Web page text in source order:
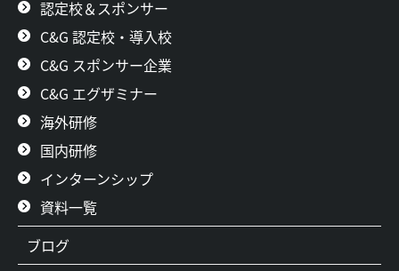
認定校＆スポンサー
C&G 認定校・導入校
C&G スポンサー企業
C&G エグザミナー
海外研修
国内研修
インターンシップ
資料一覧
ブログ